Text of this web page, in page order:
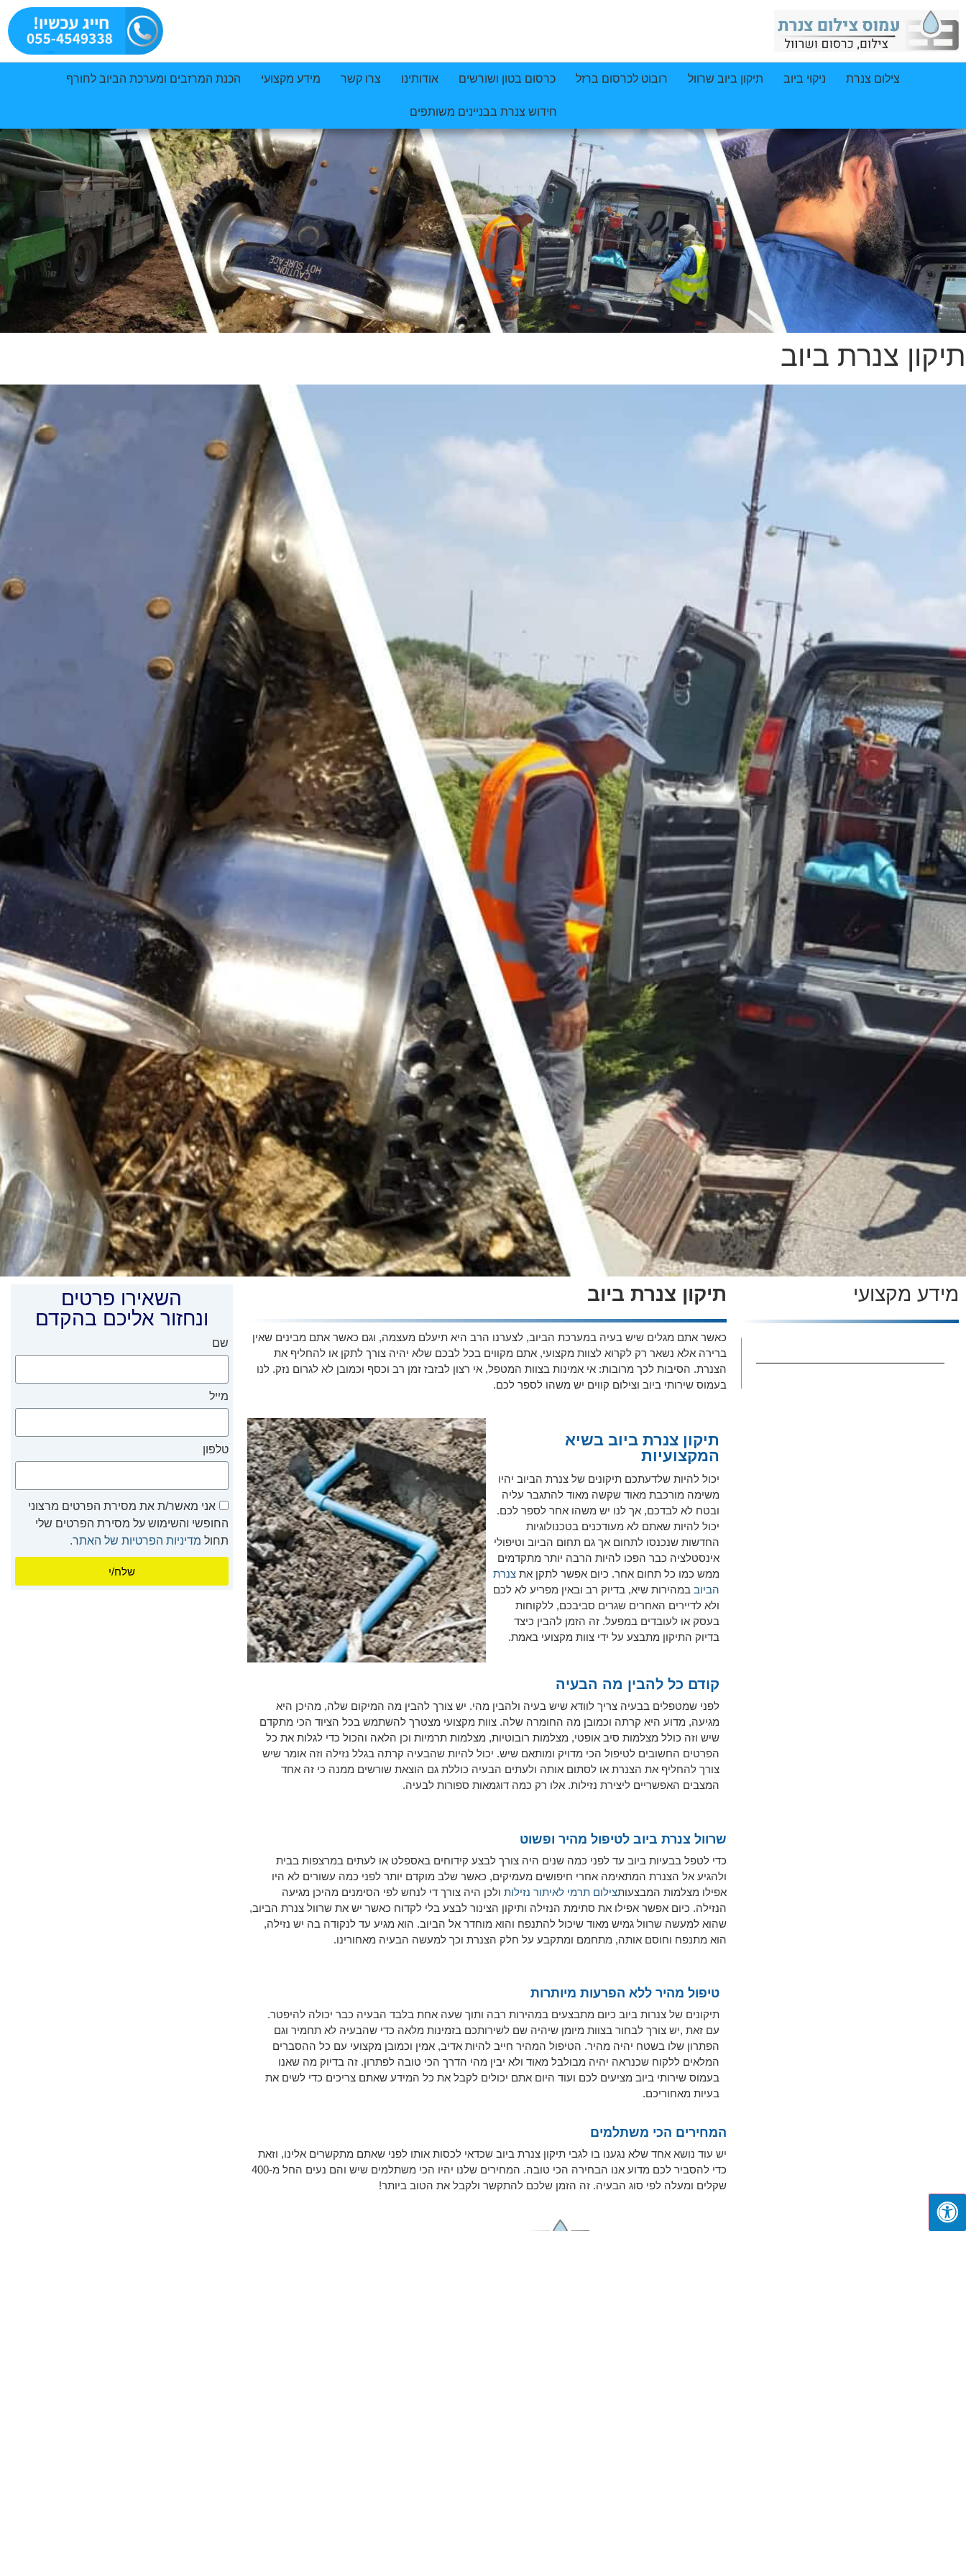
צילום צנרת ניקוי ביוב תיקון ביוב שרוול רובוט לכרסום ברזל כרסום בטון ושורשים אודותינו צרו קשר מידע מקצועי הכנת המרזבים ומערכת הביוב לחורף
חידוש צנרת בבניינים משותפים
תיקון צנרת ביוב
מידע מקצועי תיקון צנרת ביוב
כאשר אתם מגלים שיש בעיה במערכת הביוב, לצערנו הרב היא תיעלם מעצמה, וגם כאשר אתם מבינים שאין
ברירה אלא נשאר רק לקרוא לצוות מקצועי, אתם מקווים בכל לבכם שלא יהיה צורך לתקן או להחליף את
הצנרת. הסיבות לכך מרובות: אי אמינות בצוות המטפל, אי רצון לבזבז זמן רב וכסף וכמובן לא לגרום נזק. לנו
בעמוס שירותי ביוב וצילום קווים יש משהו לספר לכם.
תיקון צנרת ביוב בשיא
המקצועיות
יכול להיות שלדעתכם תיקונים של צנרת הביוב יהיו
משימה מורכבת מאוד שקשה מאוד להתגבר עליה
ובטח לא לבדכם, אך לנו יש משהו אחר לספר לכם.
יכול להיות שאתם לא מעודכנים בטכנולוגיות
החדשות שנכנסו לתחום אך גם תחום הביוב וטיפולי
אינסטלציה כבר הפכו להיות הרבה יותר מתקדמים
ממש כמו כל תחום אחר. כיום אפשר לתקן את צנרת
הביוב במהירות שיא, בדיוק רב ובאין מפריע לא לכם
ולא לדיירים האחרים שגרים סביבכם, ללקוחות
בעסק או לעובדים במפעל. זה הזמן להבין כיצד
בדיוק התיקון מתבצע על ידי צוות מקצועי באמת.
קודם כל להבין מה הבעיה
לפני שמטפלים בבעיה צריך לוודא שיש בעיה ולהבין מהי. יש צורך להבין מה המיקום שלה, מהיכן היא
מגיעה, מדוע היא קרתה וכמובן מה החומרה שלה. צוות מקצועי מצטרך להשתמש בכל הציוד הכי מתקדם
שיש וזה כולל מצלמות סיב אופטי, מצלמות רובוטיות, מצלמות תרמיות וכן הלאה והכול כדי לגלות את כל
הפרטים החשובים לטיפול הכי מדויק ומותאם שיש. יכול להיות שהבעיה קרתה בגלל נזילה וזה אומר שיש
צורך להחליף את הצנרת או לסתום אותה ולעתים הבעיה כוללת גם הוצאת שורשים ממנה כי זה אחד
המצבים האפשריים ליצירת נזילות. אלו רק כמה דוגמאות ספורות לבעיה.
שרוול צנרת ביוב לטיפול מהיר ופשוט
כדי לטפל בבעיות ביוב עד לפני כמה שנים היה צורך לבצע קידוחים באספלט או לעתים במרצפות בבית
ולהגיע אל הצנרת המתאימה אחרי חיפושים מעמיקים, כאשר שלב מוקדם יותר לפני כמה עשורים לא היו
אפילו מצלמות המבצעותצילום תרמי לאיתור נזילותולכן היה צורך די לנחש לפי הסימנים מהיכן מגיעה
הנזילה. כיום אפשר אפילו את סתימת הנזילה ותיקון הצינור לבצע בלי לקדוח כאשר יש את שרוול צנרת הביוב,
שהוא למעשה שרוול גמיש מאוד שיכול להתנפח והוא מוחדר אל הביוב. הוא מגיע עד לנקודה בה יש נזילה,
הוא מתנפח וחוסם אותה, מתחמם ומתקבע על חלק הצנרת וכך למעשה הבעיה מאחורינו.
טיפול מהיר ללא הפרעות מיותרות
תיקונים של צנרות ביוב כיום מתבצעים במהירות רבה ותוך שעה אחת בלבד הבעיה כבר יכולה להיפטר.
עם זאת ,יש צורך לבחור בצוות מיומן שיהיה שם לשירותכם בזמינות מלאה כדי שהבעיה לא תחמיר וגם
הפתרון שלו בשטח יהיה מהיר. הטיפול המהיר חייב להיות אדיב, אמין וכמובן מקצועי עם כל ההסברים
המלאים ללקוח שכנראה יהיה מבולבל מאוד ולא יבין מהי הדרך הכי טובה לפתרון. זה בדיוק מה שאנו
בעמוס שירותי ביוב מציעים לכם ועוד היום אתם יכולים לקבל את כל המידע שאתם צריכים כדי לשים את
בעיות מאחוריכם.
המחירים הכי משתלמים
יש עוד נושא אחד שלא נגענו בו לגבי תיקון צנרת ביוב שכדאי לכסות אותו לפני שאתם מתקשרים אלינו, וזאת
כדי להסביר לכם מדוע אנו הבחירה הכי טובה. המחירים שלנו יהיו הכי משתלמים שיש והם נעים החל מ-400
שקלים ומעלה לפי סוג הבעיה. זה הזמן שלכם להתקשר ולקבל את הטוב ביותר!
השאירו פרטים
ונחזור אליכם בהקדם
שם
מייל
טלפון
אני מאשר/ת את מסירת הפרטים מרצוני
החופשי והשימוש על מסירת הפרטים שלי
תחול מדיניות הפרטיות של האתר.
שלח/י